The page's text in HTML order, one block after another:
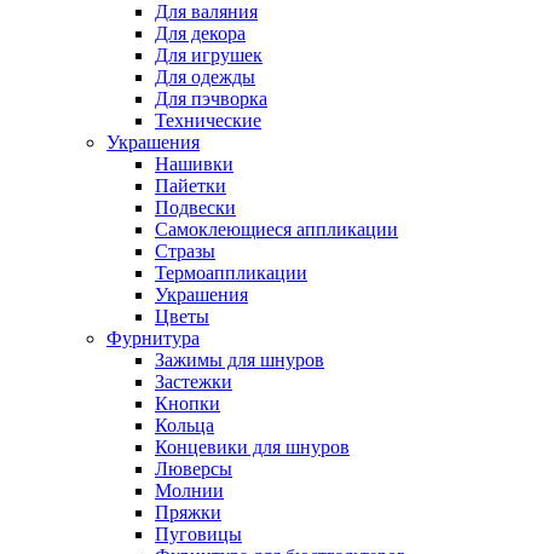
Для валяния
Для декора
Для игрушек
Для одежды
Для пэчворка
Технические
Украшения
Нашивки
Пайетки
Подвески
Самоклеющиеся аппликации
Стразы
Термоаппликации
Украшения
Цветы
Фурнитура
Зажимы для шнуров
Застежки
Кнопки
Кольца
Концевики для шнуров
Люверсы
Молнии
Пряжки
Пуговицы